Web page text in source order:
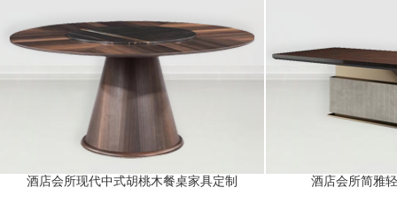
酒店会所现代中式胡桃木餐桌家具定制 酒店会所简雅